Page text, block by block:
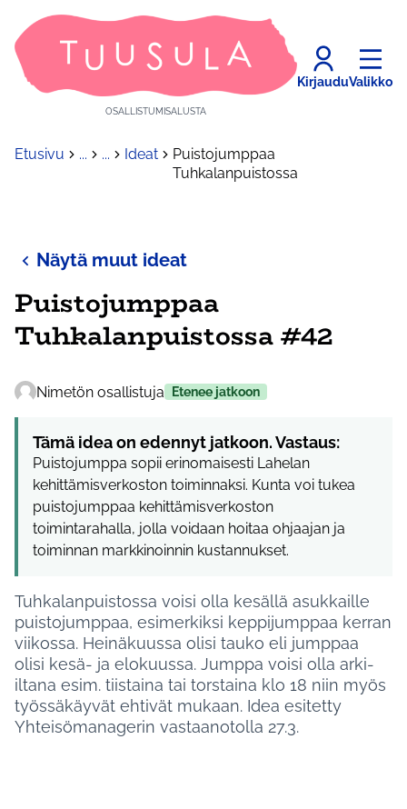
OSALLISTUMISALUSTA
KirjauduValikko
Etusivu ... ... Ideat
Puistojumppaa
Tuhkalanpuistossa
Näytä muut ideat
Puistojumppaa
Tuhkalanpuistossa #42
Nimetön osallistuja Etenee jatkoon
Tämä idea on edennyt jatkoon. Vastaus:
Puistojumppa sopii erinomaisesti Lahelan
kehittämisverkoston toiminnaksi. Kunta voi tukea
puistojumppaa kehittämisverkoston
toimintarahalla, jolla voidaan hoitaa ohjaajan ja
toiminnan markkinoinnin kustannukset.
Tuhkalanpuistossa voisi olla kesällä asukkaille
puistojumppaa, esimerkiksi keppijumppaa kerran
viikossa. Heinäkuussa olisi tauko eli jumppaa
olisi kesä- ja elokuussa. Jumppa voisi olla arki-
iltana esim. tiistaina tai torstaina klo 18 niin myös
työssäkäyvät ehtivät mukaan. Idea esitetty
Yhteisömanagerin vastaanotolla 27.3.